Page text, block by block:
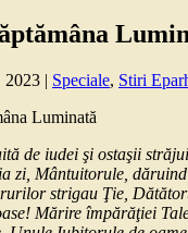
2023 | Speciale, Stiri
de iudei şi ostaşii
zi, Mântuitorule,
strigau Ţie,
Mărire împărăţiei